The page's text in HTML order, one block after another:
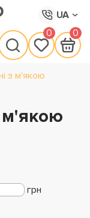
UA
0 0
з м'якою
м'якою
грн